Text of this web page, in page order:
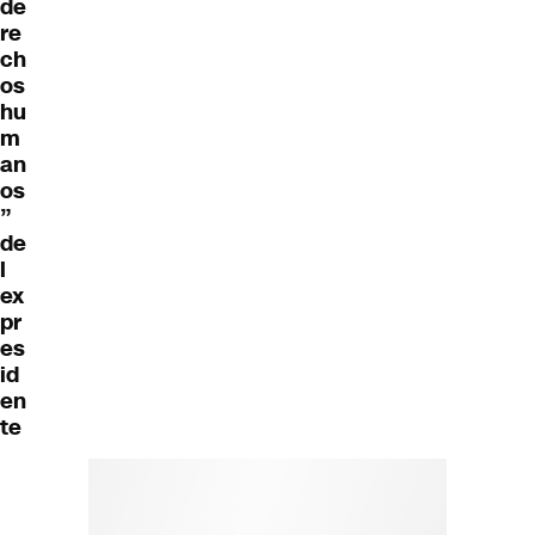
de
re
ch
os
hu
m
an
os
”
de
l
ex
pr
es
id
en
te